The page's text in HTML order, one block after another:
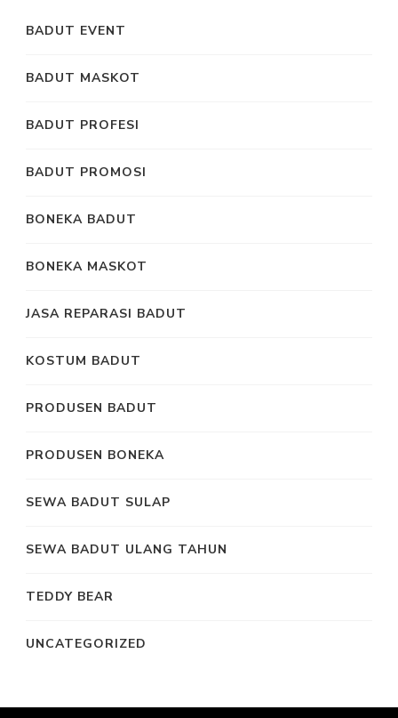
BADUT EVENT
BADUT MASKOT
BADUT PROFESI
BADUT PROMOSI
BONEKA BADUT
BONEKA MASKOT
JASA REPARASI BADUT
KOSTUM BADUT
PRODUSEN BADUT
PRODUSEN BONEKA
SEWA BADUT SULAP
SEWA BADUT ULANG TAHUN
TEDDY BEAR
UNCATEGORIZED